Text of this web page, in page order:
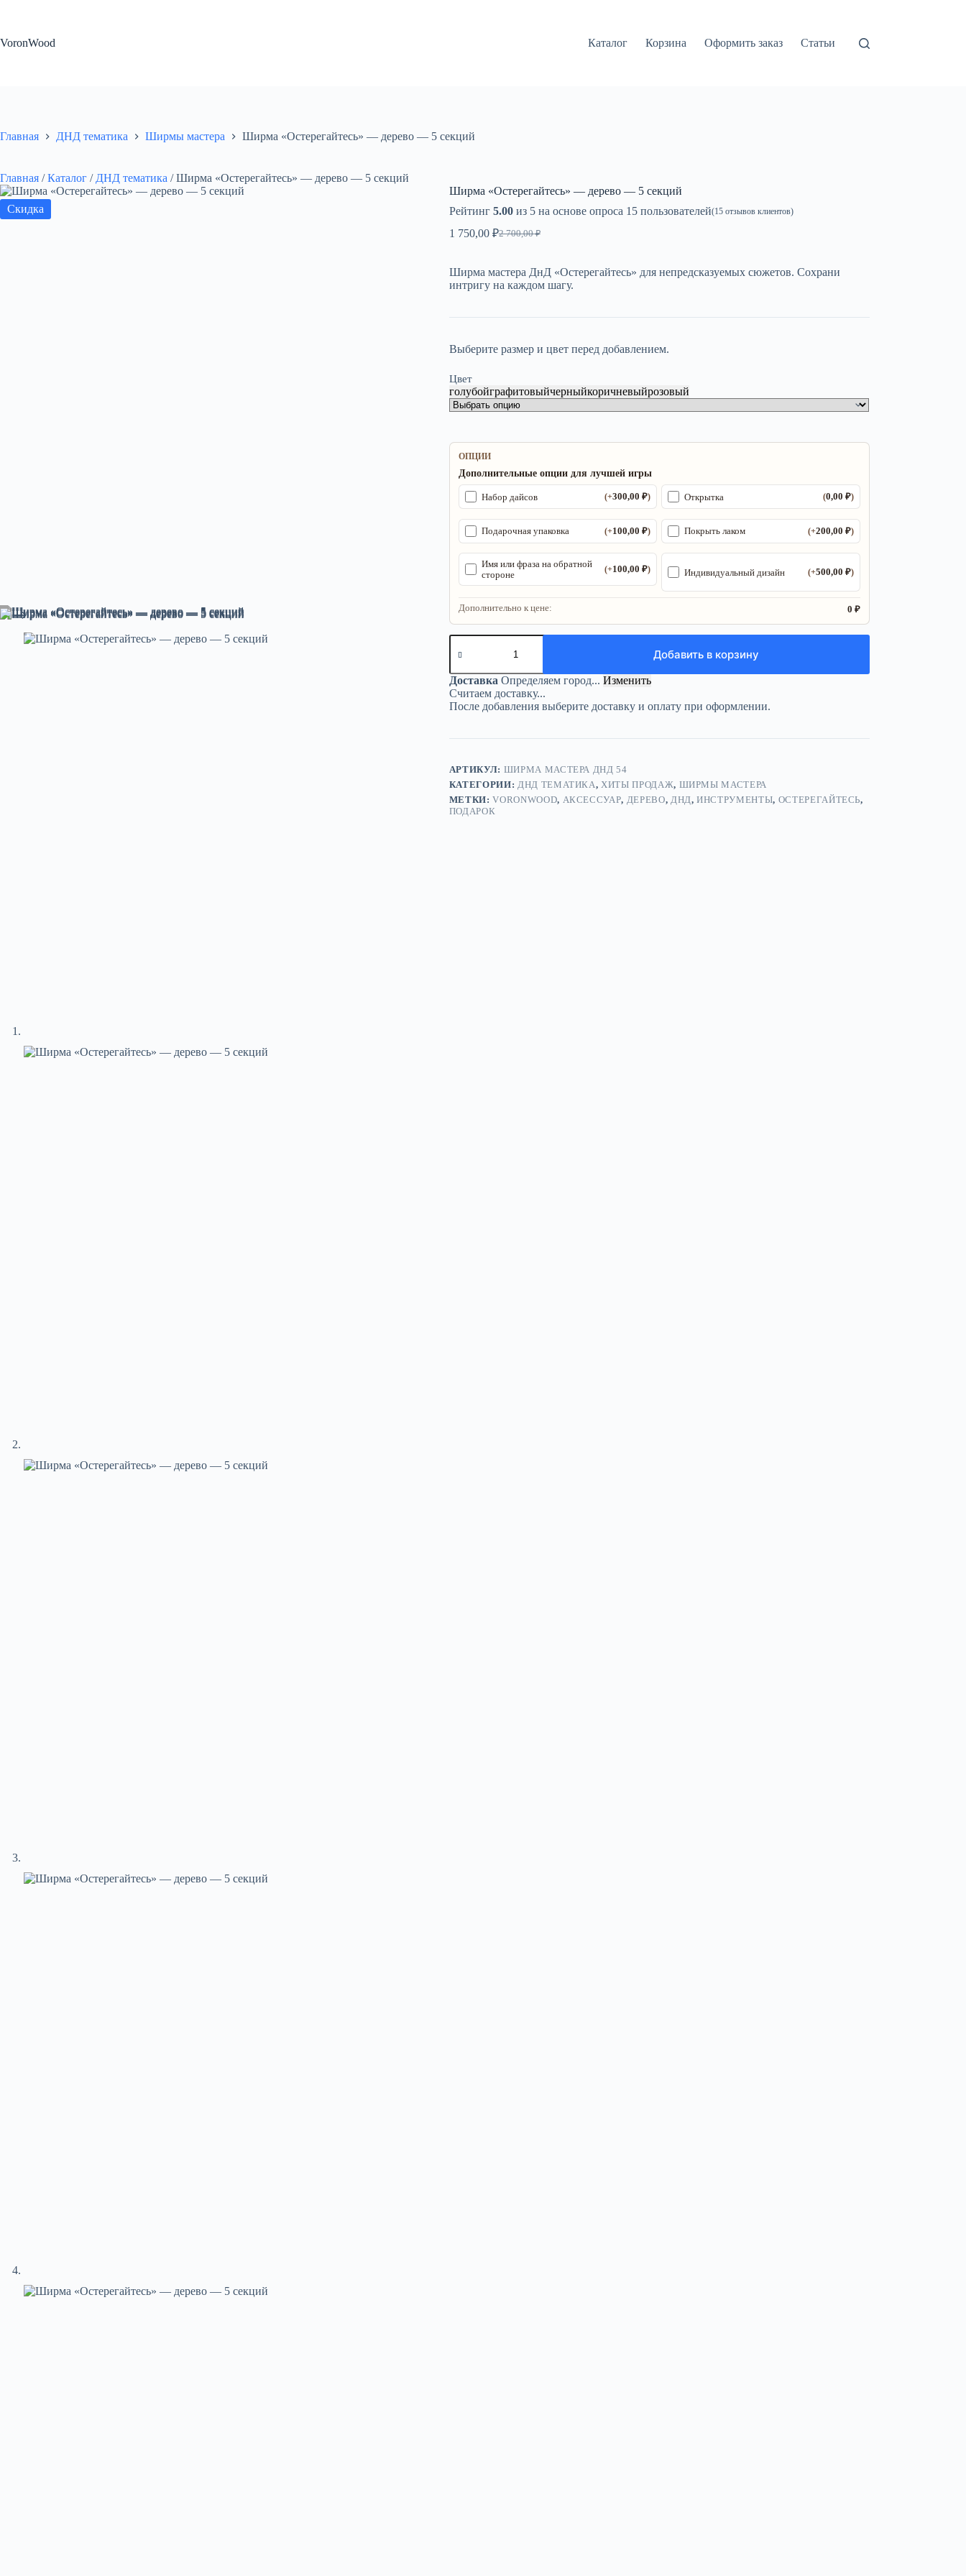
VoronWood
Каталог Корзина Оформить заказ Статьи
Главная ДНД тематика Ширмы мастера Ширма «Остерегайтесь» — дерево — 5 секций
Главная / Каталог / ДНД тематика / Ширма «Остерегайтесь» — дерево — 5 секций
Скидка
Ширма «Остерегайтесь» — дерево — 5 секций
Рейтинг 5.00из 5 на основе опроса 15пользователей(15отзывов клиентов)
2 700,00₽
Первоначальная
2
700,00 ₽.
1 750,00 ₽
Текущая
750,00 ₽.
Ширма мастера ДнД «Остерегайтесь» для непредсказуемых сюжетов. Сохрани
интригу на каждом шагу.
Выберите размер и цвет перед добавлением.
Цвет
голубойграфитовыйчерныйкоричневыйрозовый
ОПЦИИ
Дополнительные опции для лучшей игры
Набор дайсов (+300,00₽) Открытка (0,00 ₽)
Подарочная упаковка (+100,00₽) Покрыть лаком (+200,00 ₽)
Имя или фраза на обратной
стороне
(+100,00₽) Индивидуальный дизайн (+500,00 ₽)
Дополнительно к цене: 0 ₽
Количество
товара
«Остерегайтесь»
—
дерево
—
секций
Добавить в корзину
Доставка Определяем город... Изменить
Считаем доставку...
После добавления выберите доставку и оплату при оформлении.
АРТИКУЛ: ШИРМА МАСТЕРА ДНД 54
КАТЕГОРИИ: ДНД ТЕМАТИКА, ХИТЫ ПРОДАЖ, ШИРМЫ МАСТЕРА
МЕТКИ:VORONWOOD, АКСЕССУАР, ДЕРЕВО, ДНД,ИНСТРУМЕНТЫ, ОСТЕРЕГАЙТЕСЬ,
ПОДАРОК